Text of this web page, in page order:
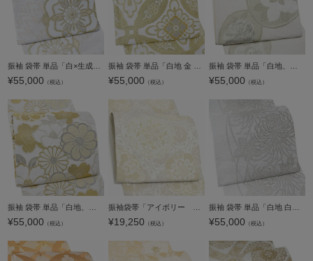
¥55,000 （税込） ¥55,000 （税込） ¥55,000 （税込）
¥55,000 （税込） ¥19,250 （税込） ¥55,000 （税込）